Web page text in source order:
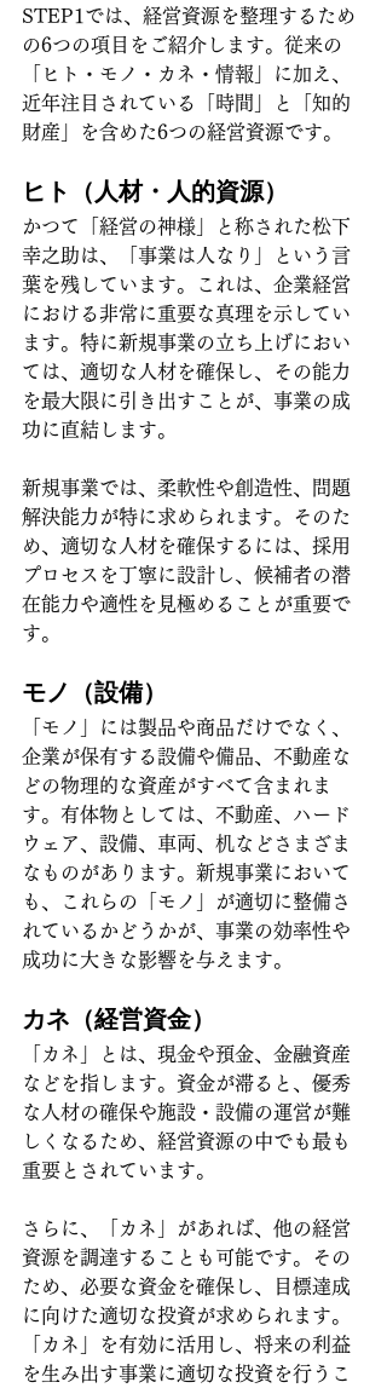
STEP1では、経営資源を整理するため
の6つの項目をご紹介します。従来の
「ヒト・モノ・カネ・情報」に加え、
近年注目されている「時間」と「知的
財産」を含めた6つの経営資源です。
ヒト（人材・人的資源）
かつて「経営の神様」と称された松下
幸之助は、「事業は人なり」という言
葉を残しています。これは、企業経営
における非常に重要な真理を示してい
ます。特に新規事業の立ち上げにおい
ては、適切な人材を確保し、その能力
を最大限に引き出すことが、事業の成
功に直結します。
新規事業では、柔軟性や創造性、問題
解決能力が特に求められます。そのた
め、適切な人材を確保するには、採用
プロセスを丁寧に設計し、候補者の潜
在能力や適性を見極めることが重要で
す。
モノ（設備）
「モノ」には製品や商品だけでなく、
企業が保有する設備や備品、不動産な
どの物理的な資産がすべて含まれま
す。有体物としては、不動産、ハード
ウェア、設備、車両、机などさまざま
なものがあります。新規事業において
も、これらの「モノ」が適切に整備さ
れているかどうかが、事業の効率性や
成功に大きな影響を与えます。
カネ（経営資金）
「カネ」とは、現金や預金、金融資産
などを指します。資金が滞ると、優秀
な人材の確保や施設・設備の運営が難
しくなるため、経営資源の中でも最も
重要とされています。
さらに、「カネ」があれば、他の経営
資源を調達することも可能です。その
ため、必要な資金を確保し、目標達成
に向けた適切な投資が求められます。
「カネ」を有効に活用し、将来の利益
を生み出す事業に適切な投資を行うこ